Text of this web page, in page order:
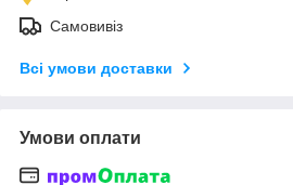
Самовивіз
Всі умови доставки
Умови оплати